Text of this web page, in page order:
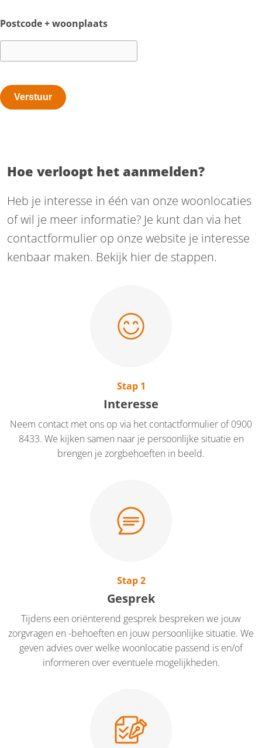
Postcode + woonplaats
Hoe verloopt het aanmelden?
Heb je interesse in één van onze woonlocaties
of wil je meer informatie? Je kunt dan via het
contactformulier op onze website je interesse
kenbaar maken. Bekijk hier de stappen.
Stap 1
Interesse
Neem contact met ons op via het contactformulier of 0900
8433. We kijken samen naar je persoonlijke situatie en
brengen je zorgbehoeften in beeld.
Stap 2
Gesprek
Tijdens een oriënterend gesprek bespreken we jouw
zorgvragen en -behoeften en jouw persoonlijke situatie. We
geven advies over welke woonlocatie passend is en/of
informeren over eventuele mogelijkheden.